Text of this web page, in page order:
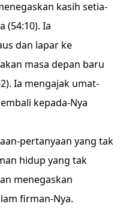
kasih setia-
(54:10). Ia
dan lapar ke
masa depan baru
Ia mengajak umat-
kepada-Nya
pertanyaan yang tak
hidup yang tak
menegaskan
firman-Nya.